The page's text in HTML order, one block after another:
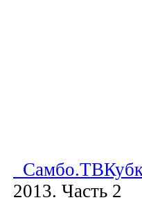
Самбо.ТВ
2013. Часть 2